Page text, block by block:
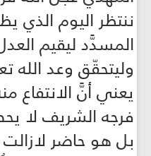
ننتظر اليوم الذي
المسدَّد ليقيم
وليتحقّق وعد الله
يعني أنَّ الانتفاع
فرجه الشريف لا
بل هو حاضر لازالت